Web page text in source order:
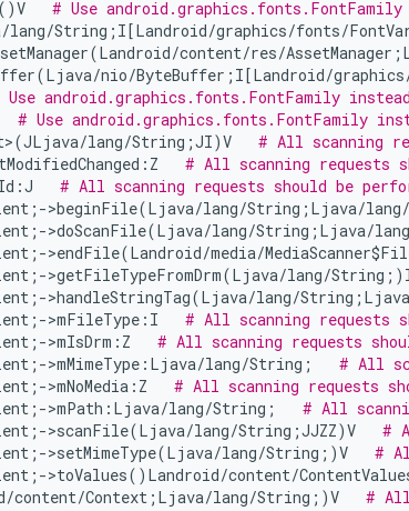
# Use android.graphics.fonts.FontFamily
lang/String;I[Landroid/graphics/fonts/
content/res/
nio/ByteBuffer;I[Landroid/
Use android.graphics.fonts.FontFamily
# Use android.graphics.fonts.FontFamily
lang/String;JI)V # All scanning
# All scanning requests
# All scanning requests should be
>beginFile(Ljava/lang/String;Ljava/
>doScanFile(Ljava/lang/
>endFile(Landroid/media/
>getFileTypeFromDrm(Ljava/lang/
>handleStringTag(Ljava/lang/
>mFileType:I # All scanning requests
>mIsDrm:Z # All scanning requests
>mMimeType:Ljava/lang/String; # All
>mNoMedia:Z # All scanning requests
>mPath:Ljava/lang/String; # All
>scanFile(Ljava/lang/String;JJZZ)V #
>setMimeType(Ljava/lang/String;)V #
>toValues()Landroid/content/
content/Context;Ljava/lang/String;)V # All